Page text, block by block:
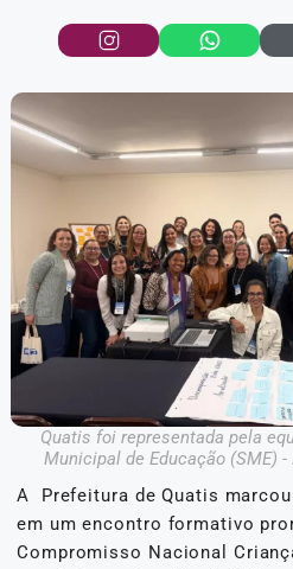
Quatis foi representada pela
Municipal de Educação (SME)
A Prefeitura de Quatis
em um encontro formativo
Compromisso Nacional